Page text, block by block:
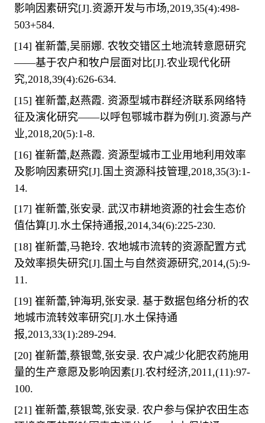
影响因素研究[J].资源开发与市场,2019,35(4):498-
503+584.
[14] 崔新蕾,吴丽娜. 农牧交错区土地流转意愿研究
——基于农户和牧户层面对比[J].农业现代化研
究,2018,39(4):626-634.
[15] 崔新蕾,赵燕霞. 资源型城市群经济联系网络特
征及演化研究——以呼包鄂城市群为例 [J].资源与产
业,2018,20(5):1-8.
[16] 崔新蕾,赵燕霞. 资源型城市工业用地利用效率
及影响因素研究[J]. 国土资源科技管理,2018,35(3):1-
14.
[17] 崔新蕾,张安录. 武汉市耕地资源的社会生态价
值估算[J].水土保持通报,2014,34(6):225-230.
[18] 崔新蕾,马艳玲. 农地城市流转的资源配置方式
及效率损失研究[J]. 国土与自然资源研究,2014,(5):9-
11.
[19] 崔新蕾,钟海玥,张安录. 基于数据包络分析的农
地城市流转效率研究[J].水土保持通
报,2013,33(1):289-294.
[20] 崔新蕾,蔡银莺,张安录. 农户减少化肥农药施用
量的生产意愿及影响因素[J].农村经济,2011,(11):97-
100.
[21] 崔新蕾,蔡银莺,张安录. 农户参与保护农田生态